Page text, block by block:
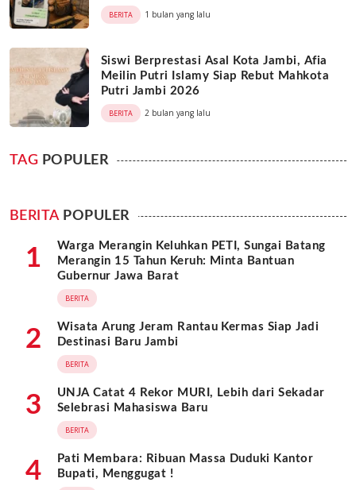
Kapolda Jambi
BERITA 1 bulan yang lalu
Siswi Berprestasi Asal Kota Jambi, Afia
Meilin Putri Islamy Siap Rebut Mahkota
Putri Jambi 2026
BERITA 2 bulan yang lalu
TAG POPULER
BERITAPOPULER
1
Warga Merangin Keluhkan PETI, Sungai Batang
Merangin 15 Tahun Keruh: Minta Bantuan
Gubernur Jawa Barat
BERITA
2
Wisata Arung Jeram Rantau Kermas Siap Jadi
Destinasi Baru Jambi
BERITA
3
UNJA Catat 4 Rekor MURI, Lebih dari Sekadar
Selebrasi Mahasiswa Baru
BERITA
4
Pati Membara: Ribuan Massa Duduki Kantor
Bupati, Menggugat !